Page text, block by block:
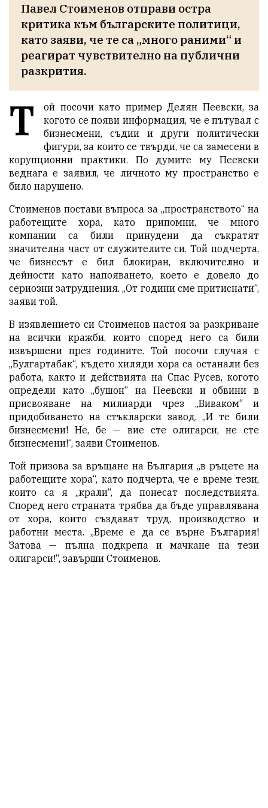
Павел Стоименов отправи остра
критика към българските политици,
като заяви, че те са „много раними“ и
реагират чувствително на публични
разкрития.
Т
ой посочи като пример Делян Пеевски, за
когото се появи информация, че е пътувал с
бизнесмени, съдии и други политически
фигури, за които се твърди, че са замесени в
корупционни практики. По думите му Пеевски
веднага е заявил, че личното му пространство е
било нарушено.
Стоименов постави въпроса за „пространството“ на
работещите хора, като припомни, че много
компании са били принудени да съкратят
значителна част от служителите си. Той подчерта,
че бизнесът е бил блокиран, включително и
дейности като напояването, което е довело до
сериозни затруднения. „От години сме притиснати“,
заяви той.
В изявлението си Стоименов настоя за разкриване
на всички кражби, които според него са били
извършени през годините. Той посочи случая с
„Булгартабак“, където хиляди хора са останали без
работа, както и действията на Спас Русев, когото
определи като „бушон“ на Пеевски и обвини в
присвояване на милиарди чрез „Виваком“ и
придобиването на стъкларски завод. „И те били
бизнесмени! Не, бе — вие сте олигарси, не сте
бизнесмени!“, заяви Стоименов.
Той призова за връщане на България „в ръцете на
работещите хора“, като подчерта, че е време тези,
които са я „крали“, да понесат последствията.
Според него страната трябва да бъде управлявана
от хора, които създават труд, производство и
работни места. „Време е да се върне България!
Затова — пълна подкрепа и мачкане на тези
олигарси!“, завърши Стоименов.